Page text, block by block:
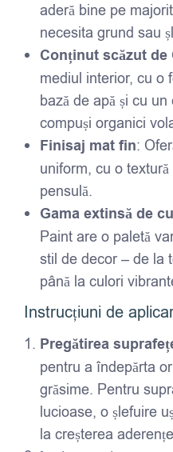
aderă bine pe
necesita grund sau
Conținut scăzut de
mediul interior, cu o
bază de apă și cu
compuși organici
Finisaj mat fin:
uniform, cu o
pensulă.
Gama extinsă de
Paint are o paletă
stil de decor – de la
până la culori
Instrucțiuni de
Pregătirea
pentru a îndepărta
grăsime. Pentru
lucioase, o șlefuire
la creșterea